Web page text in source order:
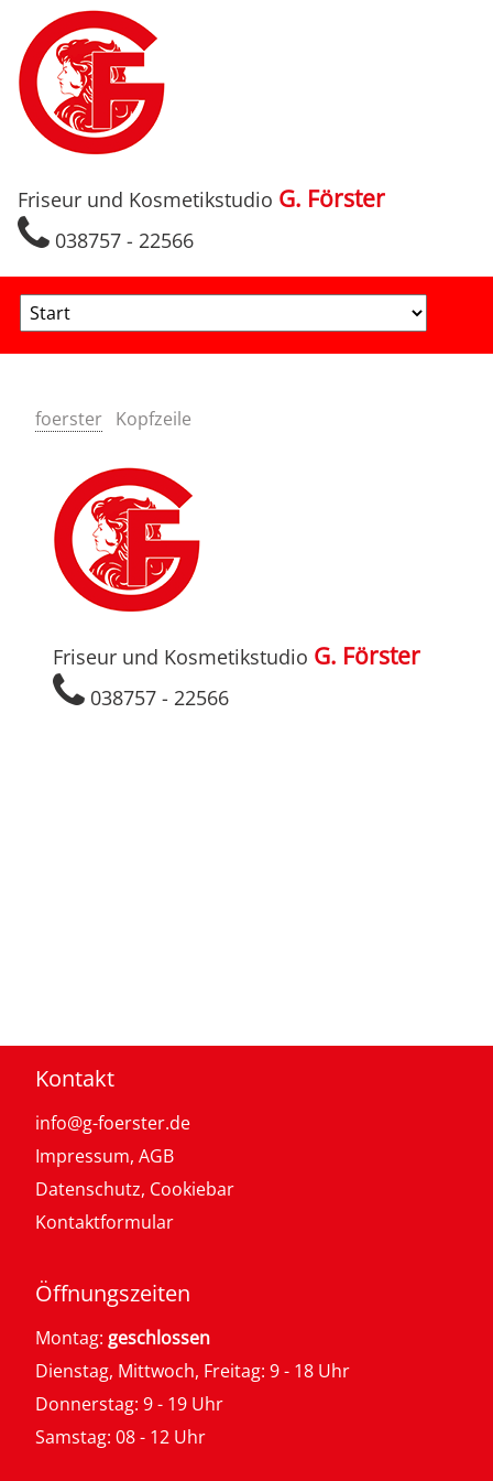
Friseur und Kosmetikstudio G. Förster
038757 - 22566
foerster Kopfzeile
Friseur und Kosmetikstudio G. Förster
038757 - 22566
Kontakt
info@g-foerster.de
Impressum, AGB
Datenschutz, Cookiebar
Kontaktformular
Öffnungszeiten
Montag: geschlossen
Dienstag, Mittwoch, Freitag: 9 - 18 Uhr
Donnerstag: 9 - 19 Uhr
Samstag: 08 - 12 Uhr